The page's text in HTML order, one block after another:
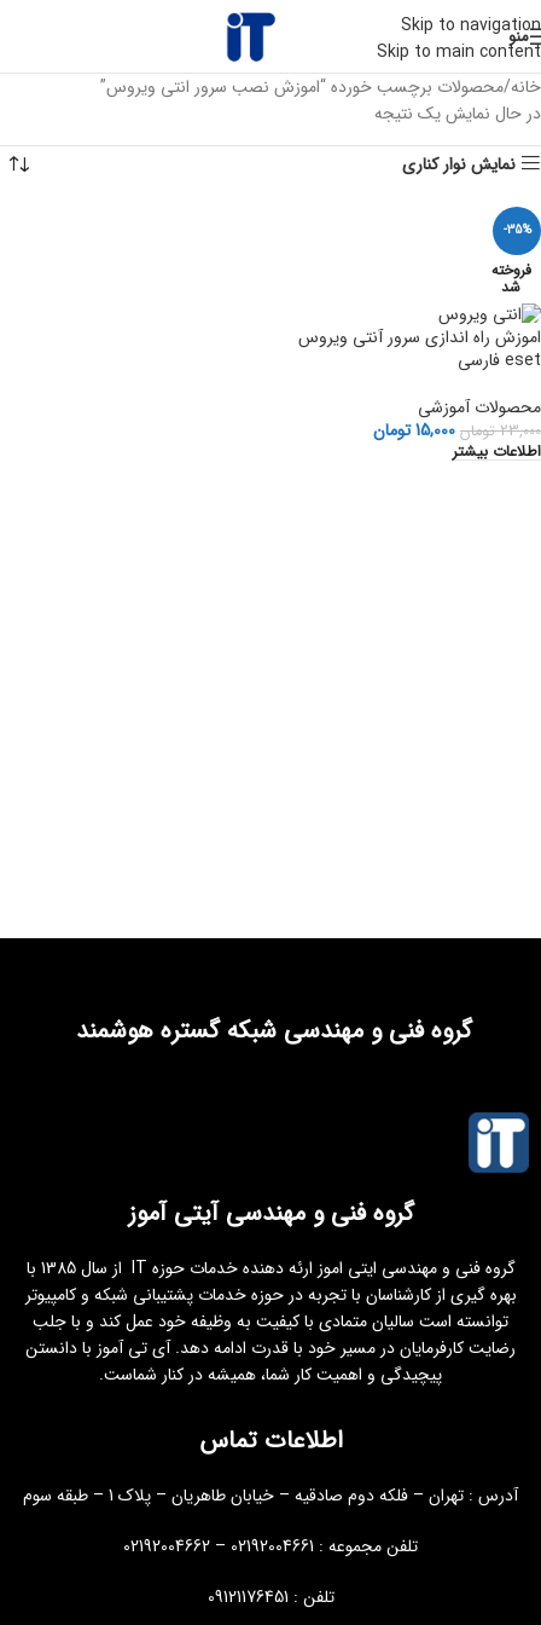
Skip to navigation
Skip to main content
منو
خانه محصولات برچسب خورده “اموزش نصب سرور انتی ویروس”
در حال نمایش یک نتیجه
نمایش نوار کناری
-35%
فروخته
شد
اموزش راه اندازی سرور آنتی ویروس
eset فارسی
محصولات آموزشی
23,000 تومان 15,000تومان
اطلاعات بیشتر
گروه فنی و مهندسی شبکه گستره هوشمند
گروه فنی و مهندسی آیتی آموز
گروه فنی و مهندسی ایتی اموز ارئه دهنده خدمات حوزه IT از سال 1385 با
بهره گیری از کارشناسان با تجربه در حوزه خدمات پشتیبانی شبکه و کامپیوتر
توانسته است سالیان متمادی با کیفیت به وظیفه خود عمل کند و با جلب
رضایت کارفرمایان در مسیر خود با قدرت ادامه دهد. آی تی آموز با دانستن
پیچیدگی و اهمیت کار شما، همیشه در کنار شماست.
اطلاعات تماس
آدرس : تهران – فلکه دوم صادقیه – خیابان طاهریان – پلاک 1 – طبقه سوم
تلفن مجموعه : 02192004661 – 02192004662
تلفن : 09121176451